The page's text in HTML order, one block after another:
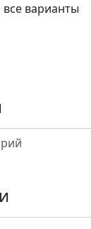
все варианты